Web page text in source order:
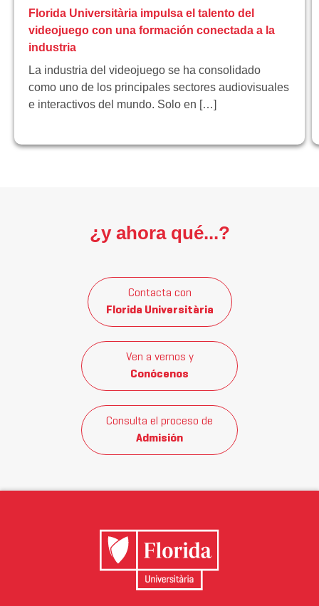
Florida Universitària impulsa el talento del
videojuego con una formación conectada a la
industria
La industria del videojuego se ha consolidado
como uno de los principales sectores audiovisuales
e interactivos del mundo. Solo en […]
¿y ahora qué...?
Contacta con
Florida Universitària
Ven a vernos y
Conócenos
Consulta el proceso de
Admisión